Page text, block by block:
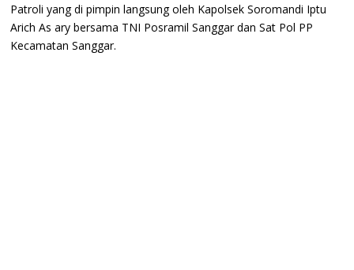
Patroli yang di pimpin langsung oleh Kapolsek Soromandi Iptu
Arich As ary bersama TNI Posramil Sanggar dan Sat Pol PP
Kecamatan Sanggar.